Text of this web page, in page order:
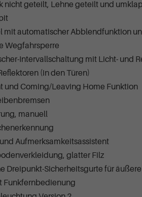
nicht geteilt, Lehne geteilt und
mit automatischer Abblendfunktion
Wegfahrsperre
Intervallschaltung mit Licht- und
(in den Türen)
und Coming/Leaving Home Funktion
manuell
Aufmerksamkeitsassistent
glatter Filz
Dreipunkt-Sicherheitsgurte für
Funkfernbedienung